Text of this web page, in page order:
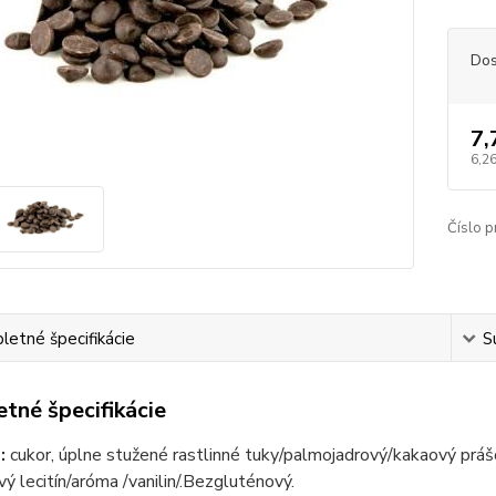
Číslo
špecifikácie
špecifikácie
cukor, úplne stužené rastlinné tuky/palmojadrový/kakaový
lecitín/aróma /vanilin/.Bezgluténový.